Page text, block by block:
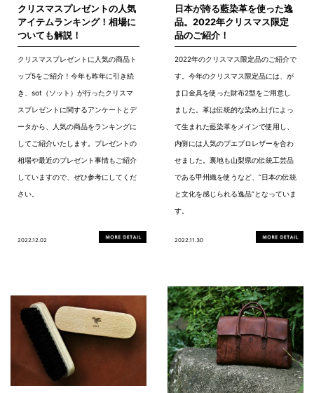
クリスマスプレゼントの人気
アイテムランキング！相場に
ついても解説！
クリスマスプレゼントに人気の商品ト
ップ5をご紹介！今年も昨年に引き続
き、sot（ソット）が行ったクリスマ
スプレゼントに関するアンケートとデ
ータから、人気の商品をランキングに
してご紹介いたします。プレゼントの
相場や最近のプレゼント事情もご紹介
していますので、ぜひ参考にしてくだ
さい。
2022.12.02
日本が誇る藍染革を使った逸
品。2022年クリスマス限定
品のご紹介！
2022年のクリスマス限定品のご紹介で
す。今年のクリスマス限定品には、が
ま口金具を使った財布2型をご用意し
ました。革は伝統的な染め上げによっ
て生まれた藍染革をメインで使用し、
内側には人気のプエブロレザーを合わ
せました。裏地も山梨県の伝統工芸品
である甲州織を使うなど、“日本の伝統
と文化を感じられる逸品”となっていま
す。
2022.11.30